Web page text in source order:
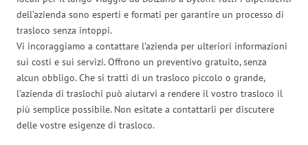
dell’azienda sono esperti e formati per garantire un processo di
trasloco senza intoppi.
Vi incoraggiamo a contattare l’azienda per ulteriori informazioni
sui costi e sui servizi. Offrono un preventivo gratuito, senza
alcun obbligo. Che si tratti di un trasloco piccolo o grande,
l’azienda di traslochi può aiutarvi a rendere il vostro trasloco il
più semplice possibile. Non esitate a contattarli per discutere
delle vostre esigenze di trasloco.